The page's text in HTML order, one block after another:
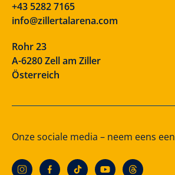
+43 5282 7165
info@zillertalarena.com
Rohr 23
A-6280 Zell am Ziller
Österreich
Onze sociale media – neem eens